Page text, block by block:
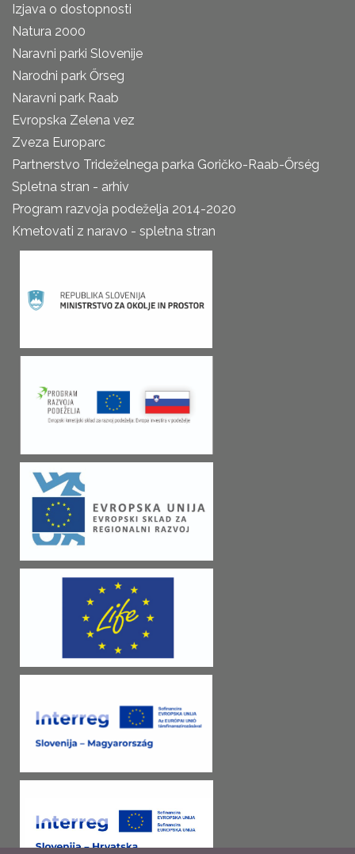
Izjava o dostopnosti
Natura 2000
Naravni parki Slovenije
Narodni park Őrseg
Naravni park Raab
Evropska Zelena vez
Zveza Europarc
Partnerstvo Trideželnega parka Goričko-Raab-Őrség
Spletna stran - arhiv
Program razvoja podeželja 2014-2020
Kmetovati z naravo - spletna stran